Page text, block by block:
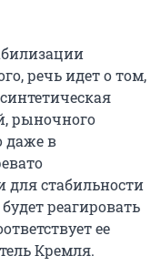
речь идет о том,
рыночного
даже в
стабильности
реагировать
ее
Кремля.